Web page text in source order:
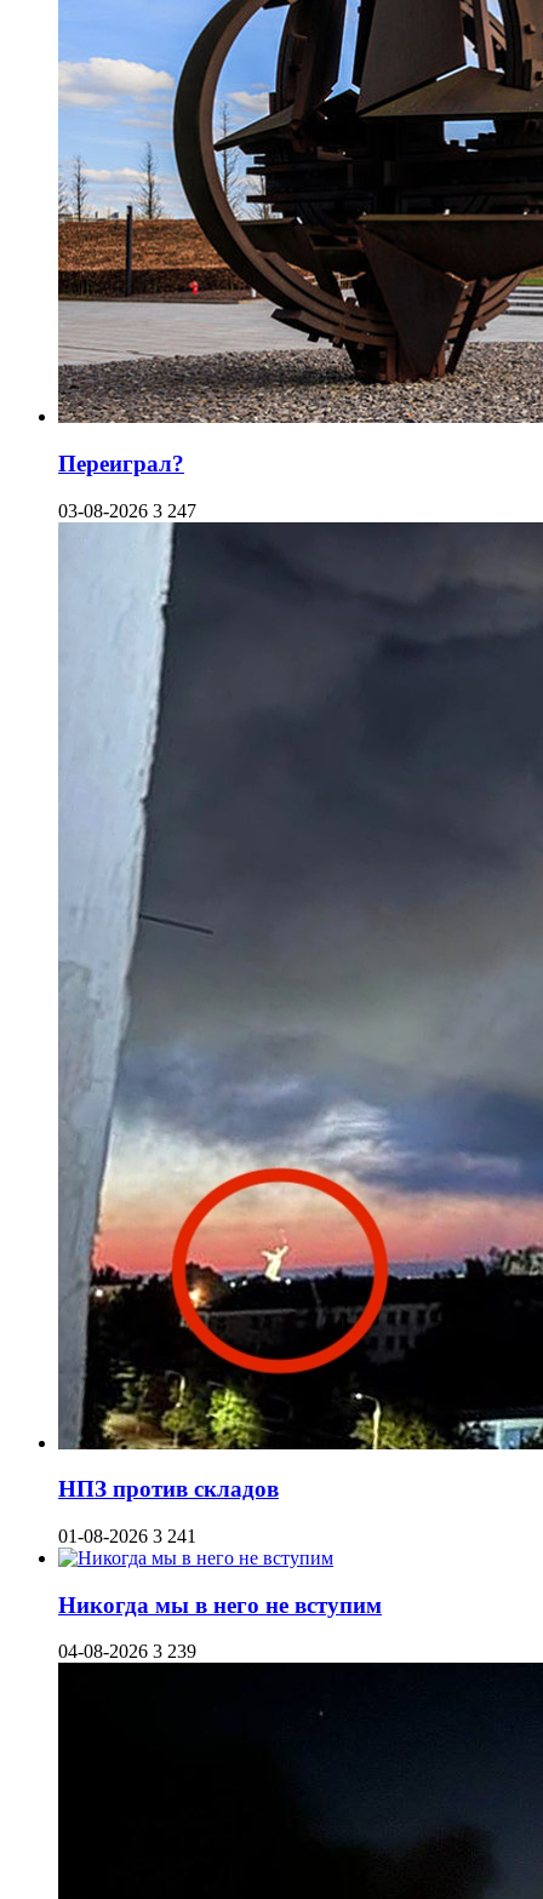
Переиграл?
03-08-2026 3 247
НПЗ против складов
01-08-2026 3 241
Никогда мы в него не вступим
04-08-2026 3 239